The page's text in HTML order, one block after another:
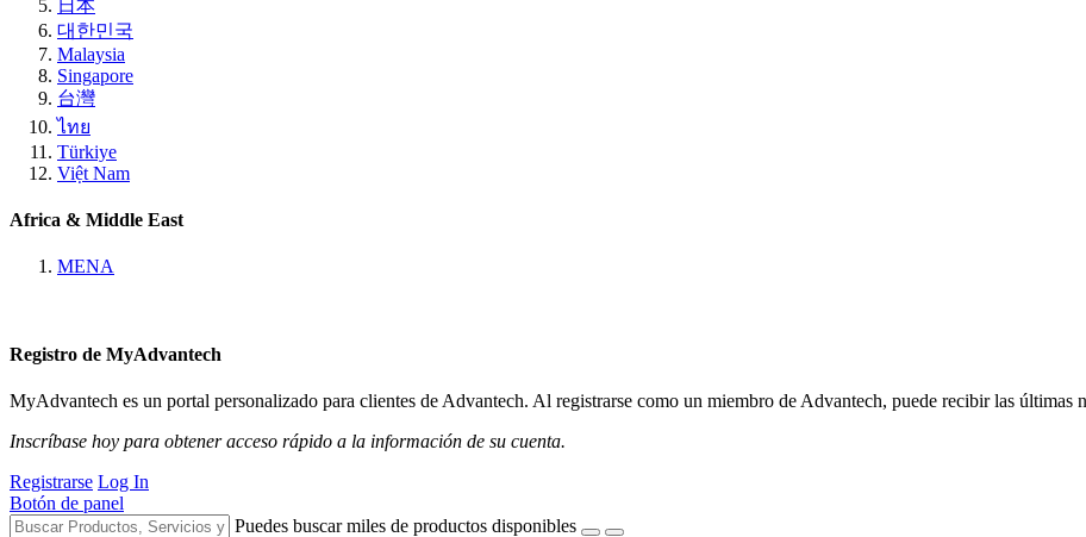
日本
대한민국
Malaysia
Singapore
台灣
ไทย
Türkiye
Việt Nam
Africa & Middle East
MENA
Registro de MyAdvantech
MyAdvantech es un portal personalizado para clientes de Advantech. Al registrarse como un miembro de Advantech, puede recibir las últimas
Inscríbase hoy para obtener acceso rápido a la información de su cuenta.
Registrarse Log In
Botón de panel
Puedes buscar miles de productos disponibles